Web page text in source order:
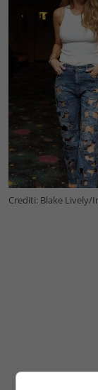
Crediti: Blake Lively/